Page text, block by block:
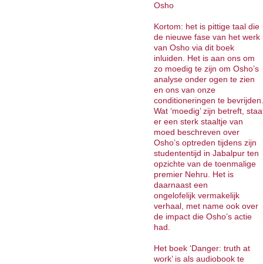
Osho
Kortom: het is pittige taal die
de nieuwe fase van het werk
van Osho via dit boek
inluiden. Het is aan ons om
zo moedig te zijn om Osho’s
analyse onder ogen te zien
en ons van onze
conditioneringen te bevrijden.
Wat ‘moedig’ zijn betreft,
er een sterk staaltje van
moed beschreven over
Osho’s optreden tijdens zijn
studententijd in Jabalpur ten
opzichte van de toenmalige
premier Nehru. Het is
daarnaast een
ongelofelijk vermakelijk
verhaal, met name ook over
de impact die Osho’s actie
had.
Het boek ‘Danger: truth at
work’ is als audiobook te